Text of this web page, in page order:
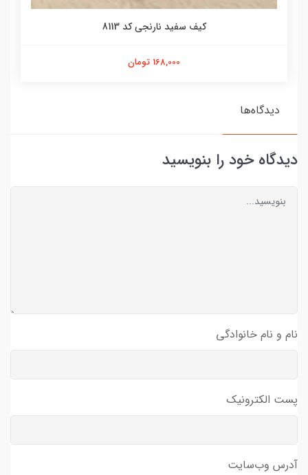
کیف سفید نارنجی کد 8113
168,000 تومان
دیدگاه‌ها
دیدگاه خود را بنویسید
نام و نام خانوادگی
پست الکترونیک
آدرس وب‌سایت